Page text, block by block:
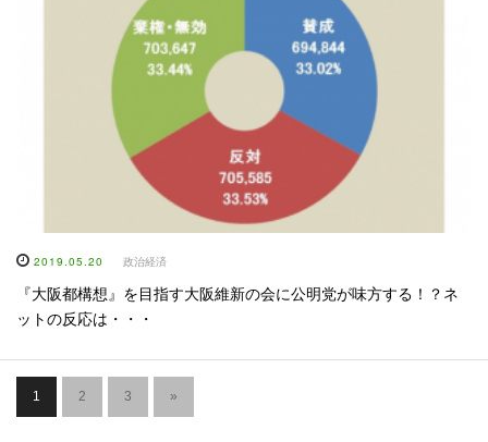
2019.05.20 政治経済
『大阪都構想』を目指す大阪維新の会に公明党が味方する！？ネ
ットの反応は・・・
1 2 3 »